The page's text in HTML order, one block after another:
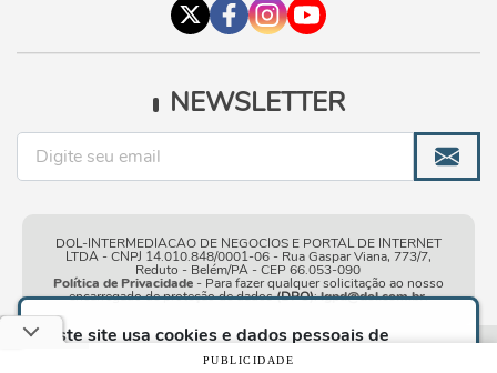
Este site usa cookies e dados pessoais de
acordo com os nossosTermos de Uso e Política
NEWSLETTER
DOL-INTERMEDIACAO DE NEGOCIOS E PORTAL DE INTERNET
LTDA - CNPJ 14.010.848/0001-06 - Rua Gaspar Viana, 773/7,
Reduto - Belém/PA - CEP 66.053-090
Política de Privacidade- Para fazer qualquer solicitação ao nosso
encarregado de proteção de dados(DPO):lgpd@dol.com.br.
| © Copyright 2010-2026 DOL - Diário
PUBLICIDADE